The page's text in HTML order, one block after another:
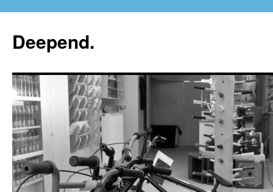
Deepend.